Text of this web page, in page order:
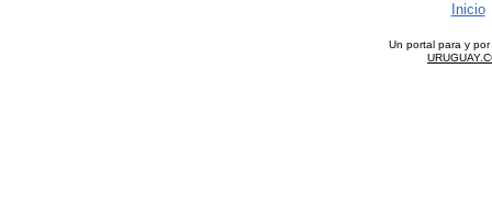
Inicio
Un portal para y